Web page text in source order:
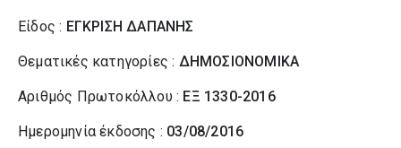
Είδος : ΕΓΚΡΙΣΗ ΔΑΠΑΝΗΣ
Θεματικές κατηγορίες : ΔΗΜΟΣΙΟΝΟΜΙΚΑ
Αριθμός Πρωτοκόλλου : ΕΞ 1330-2016
Ημερομηνία έκδοσης : 03/08/2016